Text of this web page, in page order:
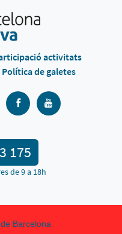
activitats
Política de galetes
175
de 9 a 18h